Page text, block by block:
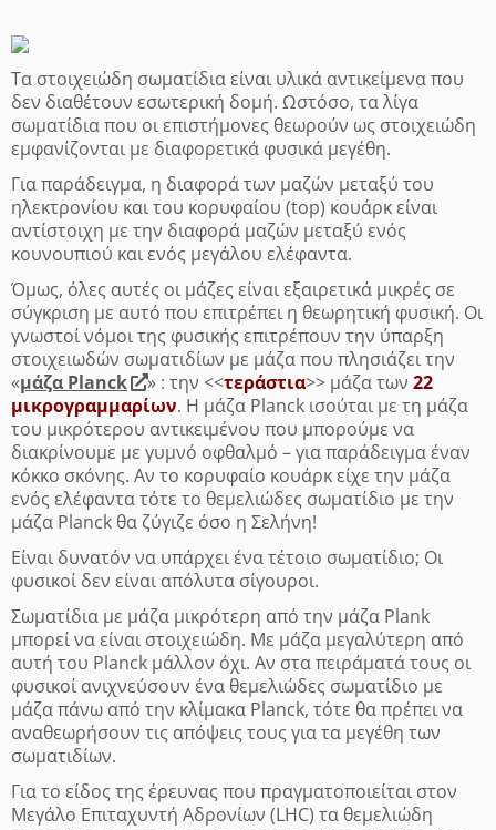
Τα στοιχειώδη σωματίδια είναι υλικά αντικείμενα που
δεν διαθέτουν εσωτερική δομή. Ωστόσο, τα λίγα
σωματίδια που οι επιστήμονες θεωρούν ως στοιχειώδη
εμφανίζονται με διαφορετικά φυσικά μεγέθη.
Για παράδειγμα, η διαφορά των μαζών μεταξύ του
ηλεκτρονίου και του κορυφαίου (top) κουάρκ είναι
αντίστοιχη με την διαφορά μαζών μεταξύ ενός
κουνουπιού και ενός μεγάλου ελέφαντα.
Όμως, όλες αυτές οι μάζες είναι εξαιρετικά μικρές σε
σύγκριση με αυτό που επιτρέπει η θεωρητική φυσική. Οι
γνωστοί νόμοι της φυσικής επιτρέπουν την ύπαρξη
στοιχειωδών σωματιδίων με μάζα που πλησιάζει την
«μάζα Planck » : την <<τεράστια>> μάζα των 22
μικρογραμμαρίων. Η μάζα Planck ισούται με τη μάζα
του μικρότερου αντικειμένου που μπορούμε να
διακρίνουμε με γυμνό οφθαλμό – για παράδειγμα έναν
κόκκο σκόνης. Αν το κορυφαίο κουάρκ είχε την μάζα
ενός ελέφαντα τότε το θεμελιώδες σωματίδιο με την
μάζα Planck θα ζύγιζε όσο η Σελήνη!
Είναι δυνατόν να υπάρχει ένα τέτοιο σωματίδιο; Οι
φυσικοί δεν είναι απόλυτα σίγουροι.
Σωματίδια με μάζα μικρότερη από την μάζα Plank
μπορεί να είναι στοιχειώδη. Με μάζα μεγαλύτερη από
αυτή του Planck μάλλον όχι. Αν στα πειράματά τους οι
φυσικοί ανιχνεύσουν ένα θεμελιώδες σωματίδιο με
μάζα πάνω από την κλίμακα Planck, τότε θα πρέπει να
αναθεωρήσουν τις απόψεις τους για τα μεγέθη των
σωματιδίων.
Για το είδος της έρευνας που πραγματοποιείται στον
Μεγάλο Επιταχυντή Αδρονίων (LHC) τα θεμελιώδη